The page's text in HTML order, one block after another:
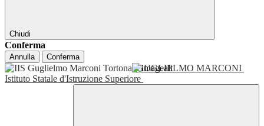
Chiudi
Conferma
Annulla Conferma
GUGLIELMO MARCONI
Istituto Statale d'Istruzione Superiore